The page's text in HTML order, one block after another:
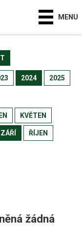
MENU
2024 2025
KVĚTEN
ZÁŘÍ ŘÍJEN
žádná